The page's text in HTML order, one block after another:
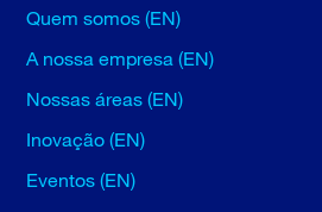
Quem somos (EN)
A nossa empresa (EN)
Nossas áreas (EN)
Inovação (EN)
Eventos (EN)